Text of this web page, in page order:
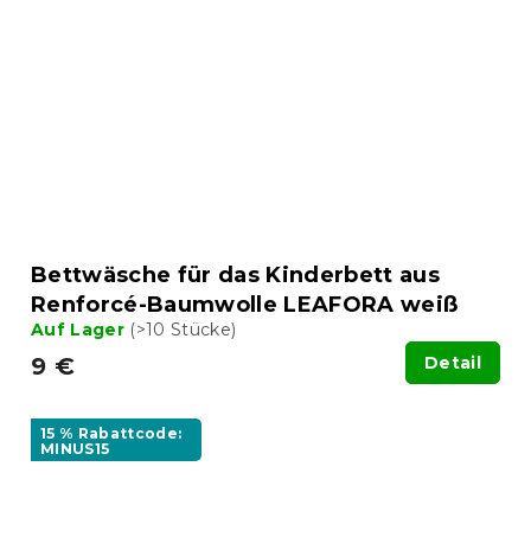
Bettwäsche für das Kinderbett aus
Renforcé-Baumwolle LEAFORA weiß
Auf Lager (>10 Stücke)
9 € Detail
15 % Rabattcode:
MINUS15